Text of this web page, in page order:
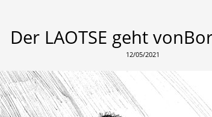
Der LAOTSE geht
12/05/2021